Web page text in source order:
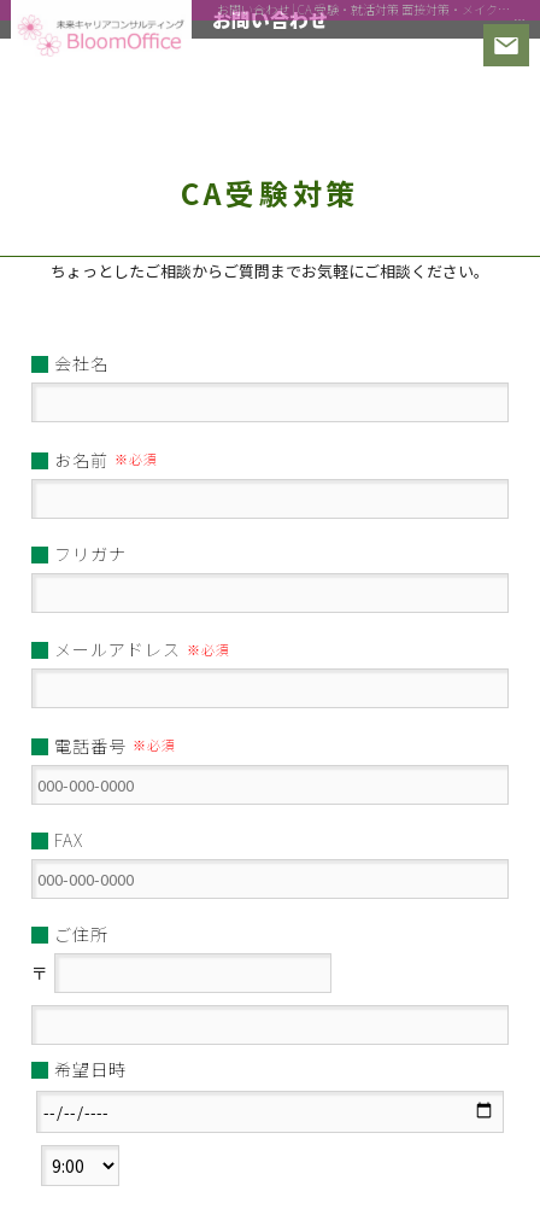
お問い合わせ | CA 受験・就活対策 面接対策・メイクの個別指導！動画用メイクも｜CA受験対策
お問い合わせ
CA受験対策
ちょっとしたご相談からご質問までお気軽にご相談ください。
会社名
お名前 ※必須
フリガナ
メールアドレス ※必須
電話番号 ※必須
FAX
ご住所
〒
希望日時